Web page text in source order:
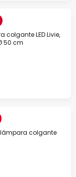
colgante LED Livie,
50 cm
lámpara colgante